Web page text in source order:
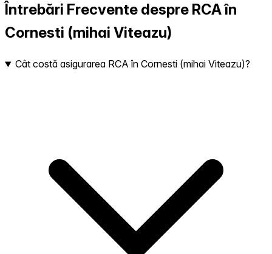
Întrebări Frecvente despre RCA în
Cornesti (mihai Viteazu)
Cât costă asigurarea RCA în Cornesti (mihai Viteazu)?